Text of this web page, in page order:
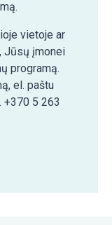
vietoje ar
Jūsų įmonei
programą.
el. paštu
+370 5 263